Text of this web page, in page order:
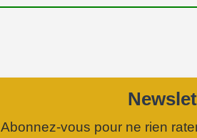
Abonnez-vous pour ne rien